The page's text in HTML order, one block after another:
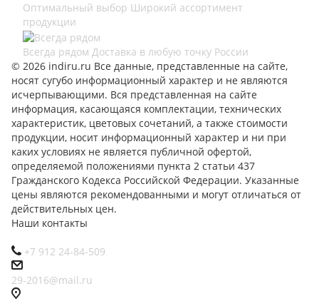
Оптимальный выбор Широкий ассортимент
продукции
Всегда рядом Доставка в любую точку России
© 2026 indiru.ru Все данные, представленные на сайте,
носят сугубо информационный характер и не являются
исчерпывающими. Вся представленная на сайте
информация, касающаяся комплектации, технических
характеристик, цветовых сочетаний, а также стоимости
продукции, носит информационный характер и ни при
каких условиях не является публичной офертой,
определяемой положениями пункта 2 статьи 437
Гражданского Кодекса Российской Федерации. Указанные
цены являются рекомендованными и могут отличаться от
действительных цен.
Наши контакты
+7 912 24-84-509
29-2016@mail.ru